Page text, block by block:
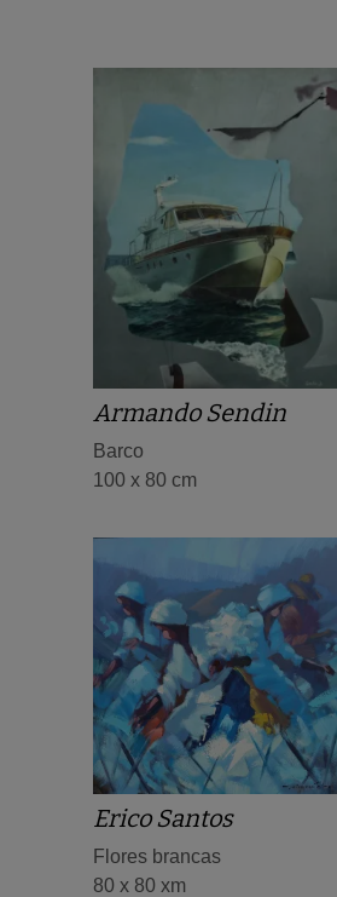
Armando Sendin
Barco
100 x 80 cm
Erico Santos
Flores brancas
80 x 80 xm